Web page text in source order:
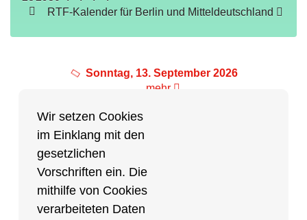
Wir setzen Cookies
im Einklang mit den
gesetzlichen
Vorschriften ein. Die
mithilfe von Cookies
verarbeiteten Daten
RTF-Kalender für Berlin und Mitteldeutschland
Sonntag, 13. September 2026
mehr
Partner des Breitensports